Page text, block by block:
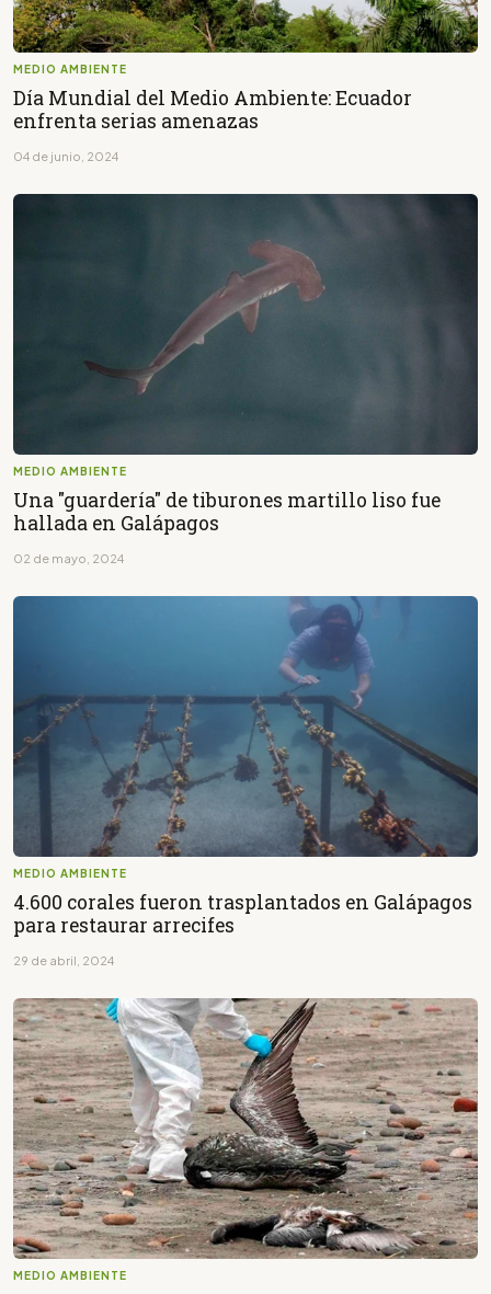
MEDIO AMBIENTE
Día Mundial del Medio Ambiente: Ecuador
enfrenta serias amenazas
04 de junio, 2024
MEDIO AMBIENTE
Una "guardería" de tiburones martillo liso fue
hallada en Galápagos
02 de mayo, 2024
MEDIO AMBIENTE
4.600 corales fueron trasplantados en Galápagos
para restaurar arrecifes
29 de abril, 2024
MEDIO AMBIENTE